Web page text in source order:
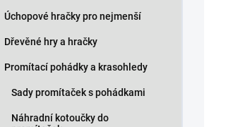
Úchopové hračky pro nejmenší
Dřevěné hry a hračky
Promítací pohádky a krasohledy
Sady promítaček s pohádkami
Náhradní kotoučky do